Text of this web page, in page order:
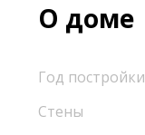
О доме
Год постройки
Стены